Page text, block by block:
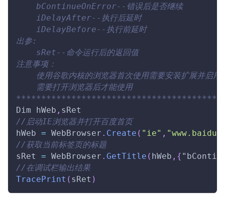
    bContinueOnError--错误后是否继续
    iDelayAfter--执行后延时
    iDelayBefore--执行前延时
出参:
    sRet--命令运行后的返回值
注意事项：
使用谷歌内核的浏览器首次使用需要安装扩展并启用
    需要打开浏览器后才能使用
Dim hWeb , sRet
//启动IE浏览器并打开百度首页
hWeb = WebBrowser . Create ( "ie" ,
//获取当前标签页的标题
sRet = WebBrowser . GetTitle ( hWeb , {
//在调试栏输出结果
TracePrint ( sRet )